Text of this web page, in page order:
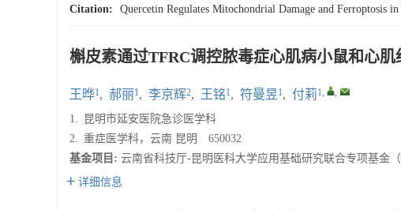
Citation:
Quercetin Regulates Mitochondrial Damage and Ferroptosis
槲皮素通过TFRC调控脓毒症心肌病小鼠和心
王晔1, 郝丽1, 李京辉2, 王铭1, 符曼昱1, 付莉1, ,
1.
昆明市延安医院急诊医学科
2. 重症医学科，云南 昆明 650032
基金项目: 云南省科技厅-昆明医科大学应用基础研究联合专项基金（
详细信息